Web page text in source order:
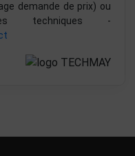
demande de prix) ou
techniques -